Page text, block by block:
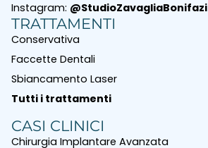
Instagram: @StudioZavagliaBonifazi
TRATTAMENTI
Conservativa
Faccette Dentali
Sbiancamento Laser
Tutti i trattamenti
CASI CLINICI
Chirurgia Implantare Avanzata